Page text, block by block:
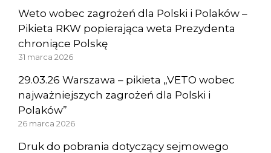
Weto wobec zagrożeń dla Polski i Polaków –
Pikieta RKW popierająca weta Prezydenta
chroniące Polskę
31 marca 2026
29.03.26 Warszawa – pikieta „VETO wobec
najważniejszych zagrożeń dla Polski i
Polaków”
26 marca 2026
Druk do pobrania dotyczący sejmowego